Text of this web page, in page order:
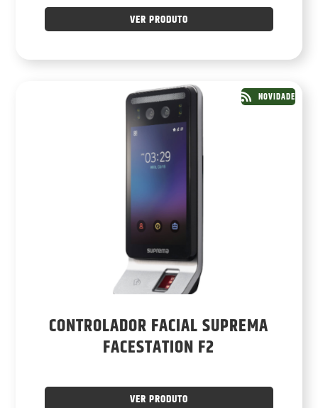
VER PRODUTO
NOVIDADE
CONTROLADOR FACIAL SUPREMA
FACESTATION F2
VER PRODUTO